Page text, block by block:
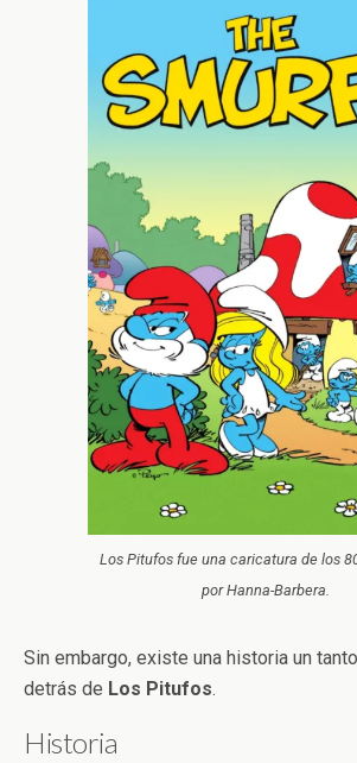
Los Pitufos fue una caricatura de los
por Hanna-Barbera.
Sin embargo, existe una historia un
detrás de Los Pitufos.
Historia